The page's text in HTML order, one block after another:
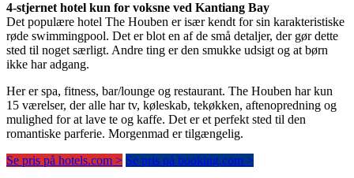
4-stjernet hotel kun for voksne ved Kantiang Bay
Det populære hotel The Houben er især kendt for sin karakteristiske
røde swimmingpool. Det er blot en af de små detaljer, der gør dette
sted til noget særligt. Andre ting er den smukke udsigt og at børn
ikke har adgang.
Her er spa, fitness, bar/lounge og restaurant. The Houben har kun
15 værelser, der alle har tv, køleskab, tekøkken, aftenopredning og
mulighed for at lave te og kaffe. Det er et perfekt sted til den
romantiske parferie. Morgenmad er tilgængelig.
Se pris på hotels.com > Se pris på booking.com >